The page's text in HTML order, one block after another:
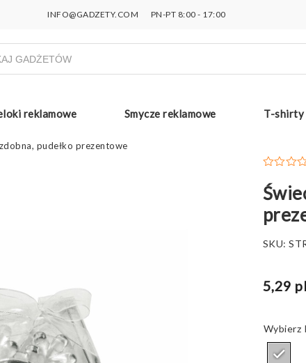
INFO@GADZETY.COM PN-PT 8:00 - 17:00
reklamowe Smycze reklamowe T-shirty
pudełko prezentowe
SKU:
5,29